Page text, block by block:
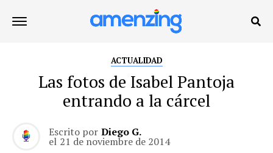
ACTUALIDAD
Las fotos de Isabel Pantoja
entrando a la cárcel
Escrito por Diego G.
el 21 de noviembre de 2014